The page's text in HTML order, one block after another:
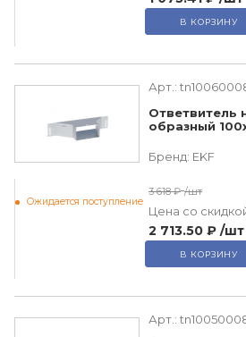
В КОРЗИНУ
Арт.:
Ответвитель
образный
Бренд: EKF
Ожидается поступление
3 618 ₽ /шт
Цена со
2 713.50 ₽ /шт
В КОРЗИНУ
Арт.: